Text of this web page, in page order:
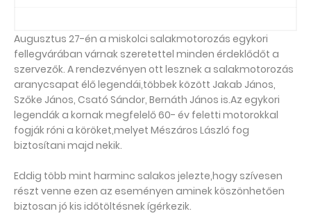
Augusztus 27-én a miskolci salakmotorozás egykori
fellegvárában várnak szeretettel minden érdeklődőt a
szervezők. A rendezvényen ott lesznek a salakmotorozás
aranycsapat élő legendái,többek között Jakab János,
Szőke János, Csató Sándor, Bernáth János is.Az egykori
legendák a kornak megfelelő 60- év feletti motorokkal
fogják róni a köröket,melyet Mészáros László fog
biztosítani majd nekik.
Eddig több mint harminc salakos jelezte,hogy szívesen
részt venne ezen az eseményen aminek köszönhetően
biztosan jó kis időtöltésnek ígérkezik.